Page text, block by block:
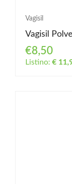
Vagisil
Vagisil
€8,50
Listino: €